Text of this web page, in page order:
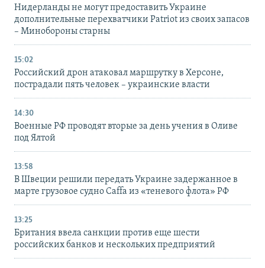
Нидерланды не могут предоставить Украине
дополнительные перехватчики Patriot из своих запасов
– Минобороны старны
15:02
Российский дрон атаковал маршрутку в Херсоне,
пострадали пять человек – украинские власти
14:30
Военные РФ проводят вторые за день учения в Оливе
под Ялтой
13:58
В Швеции решили передать Украине задержанное в
марте грузовое судно Caffa из «теневого флота» РФ
13:25
Британия ввела санкции против еще шести
российских банков и нескольких предприятий